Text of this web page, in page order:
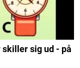
sig ud - på